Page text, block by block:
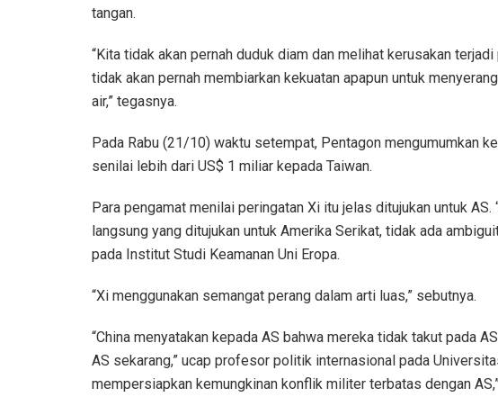
tangan.
“Kita tidak akan pernah duduk diam dan melihat kerusakan
tidak akan pernah membiarkan kekuatan apapun untuk
air,” tegasnya.
Pada Rabu (21/10) waktu setempat, Pentagon mengumumkan
senilai lebih dari US$ 1 miliar kepada Taiwan.
Para pengamat menilai peringatan Xi itu jelas ditujukan untuk
langsung yang ditujukan untuk Amerika Serikat, tidak ada
pada Institut Studi Keamanan Uni Eropa.
“Xi menggunakan semangat perang dalam arti luas,” sebutnya.
“China menyatakan kepada AS bahwa mereka tidak takut pada
AS sekarang,” ucap profesor politik internasional pada
mempersiapkan kemungkinan konflik militer terbatas dengan